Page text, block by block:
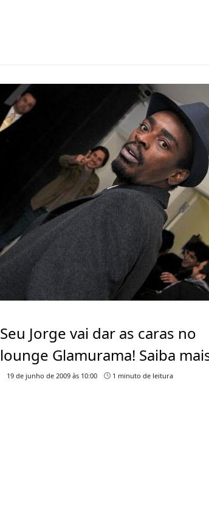
Seu Jorge vai dar as caras no
lounge Glamurama! Saiba
19 de junho de 2009 às 10:00 1 minuto de leitura